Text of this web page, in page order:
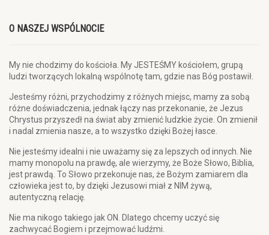
O NASZEJ WSPÓLNOCIE
My nie chodzimy do kościoła. My JESTEŚMY kościołem, grupą
ludzi tworzących lokalną wspólnotę tam, gdzie nas Bóg postawił.
Jesteśmy różni, przychodzimy z różnych miejsc, mamy za sobą
różne doświadczenia, jednak łączy nas przekonanie, że Jezus
Chrystus przyszedł na świat aby zmienić ludzkie życie. On zmienił
i nadal zmienia nasze, a to wszystko dzięki Bożej łasce.
Nie jesteśmy idealni i nie uważamy się za lepszych od innych. Nie
mamy monopolu na prawdę, ale wierzymy, że Boże Słowo, Biblia,
jest prawdą. To Słowo przekonuje nas, że Bożym zamiarem dla
człowieka jest to, by dzięki Jezusowi miał z NIM żywą,
autentyczną relację.
Nie ma nikogo takiego jak ON. Dlatego chcemy uczyć się
zachwycać Bogiem i przejmować ludźmi.